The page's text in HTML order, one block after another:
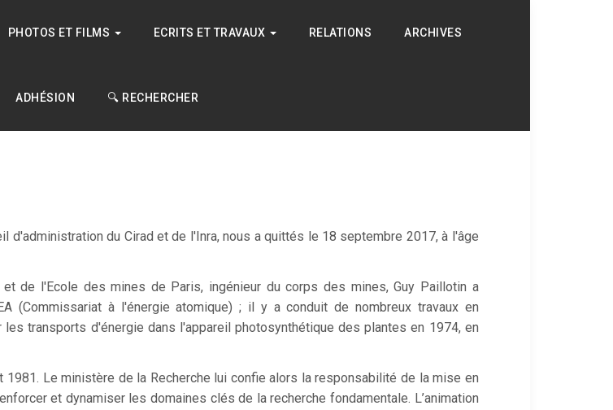
PHOTOS ET FILMS ECRITS ET TRAVAUX RELATIONS ARCHIVES
ADHÉSION 🔍 RECHERCHER
d'administration du Cirad et de l'Inra, nous a quittés le 18 septembre 2017, à l'âge
de l'Ecole des mines de Paris, ingénieur du corps des mines, Guy Paillotin a
(Commissariat à l'énergie atomique) ; il y a conduit de nombreux travaux en
transports d'énergie dans l'appareil photosynthétique des plantes en 1974, en
1981. Le ministère de la Recherche lui confie alors la responsabilité de la mise en
et dynamiser les domaines clés de la recherche fondamentale. L’animation